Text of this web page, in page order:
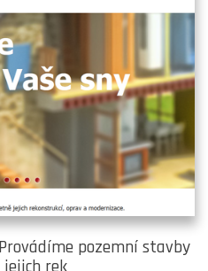
pozemní stavby